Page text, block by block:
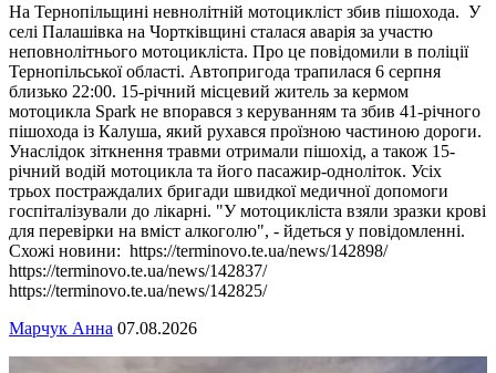
На Тернопільщині невнолітній мотоцикліст збив пішохода. У
селі Палашівка на Чортківщині сталася аварія за участю
неповнолітнього мотоцикліста. Про це повідомили в поліції
Тернопільської області. Автопригода трапилася 6 серпня
близько 22:00. 15-річний місцевий житель за кермом
мотоцикла Spark не впорався з керуванням та збив 41-річного
пішохода із Калуша, який рухався проїзною частиною дороги.
Унаслідок зіткнення травми отримали пішохід, а також 15-
річний водій мотоцикла та його пасажир-одноліток. Усіх
трьох постраждалих бригади швидкої медичної допомоги
госпіталізували до лікарні. "У мотоцикліста взяли зразки крові
для перевірки на вміст алкоголю", - йдеться у повідомленні.
Схожі новини: https://terminovo.te.ua/news/142898/
https://terminovo.te.ua/news/142837/
https://terminovo.te.ua/news/142825/
Марчук Анна 07.08.2026